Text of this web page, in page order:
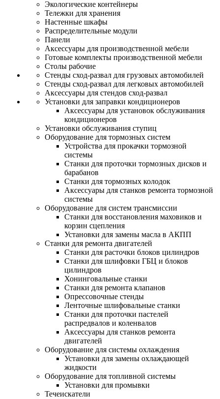
Экологические контейнеры
Тележки для хранения
Настенные шкафы
Распределительные модули
Панели
Аксессуары для производственной мебели
Готовые комплекты производственной мебели
Столы рабочие
Стенды сход-развал для грузовых автомобилей
Стенды сход-развал для легковых автомобилей
Аксессуары для стендов сход-развал
Установки для заправки кондиционеров
Аксессуары для установок обслуживания
кондиционеров
Установки обслуживания ступиц
Оборудование для тормозных систем
Устройства для прокачки тормозной
системы
Станки для проточки тормозных дисков и
барабанов
Станки для тормозных колодок
Аксессуары для станков ремонта тормозной
системы
Оборудование для систем трансмиссии
Станки для восстановления маховиков и
корзин сцепления
Установки для замены масла в АКПП
Станки для ремонта двигателей
Станки для расточки блоков цилиндров
Станки для шлифовки ГБЦ и блоков
цилиндров
Хонинговальные станки
Станки для ремонта клапанов
Опрессовочные стенды
Ленточные шлифовальные станки
Станки для проточки пастелей
распредвалов и коленвалов
Аксессуары для станков ремонта
двигателей
Оборудование для системы охлаждения
Установки для замены охлаждающей
жидкости
Оборудование для топливной системы
Установки для промывки
Течеискатели